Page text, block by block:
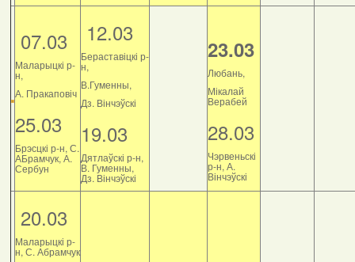
07.03
Маларыцкі р-
н,
А. Пракаповіч
25.03
Брэсцкі р-н, С.
АБрамчук, А.
Сербун
12.03
Бераставіцкі р-
н,
В.Гуменны,
Дз. Вінчэўскі
19.03
Дятлаўскі р-н,
В. Гуменны,
Дз. Вінчэўскі
23.03
Любань,
Мікалай
Верабей
28.03
Чэрвеньскі
р-н, А.
Вінчэўскі
20.03
Маларыцкі р-
н, С. Абрамчук